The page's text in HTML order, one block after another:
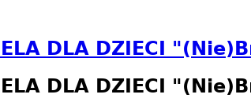
DLA DZIECI
DLA DZIECI